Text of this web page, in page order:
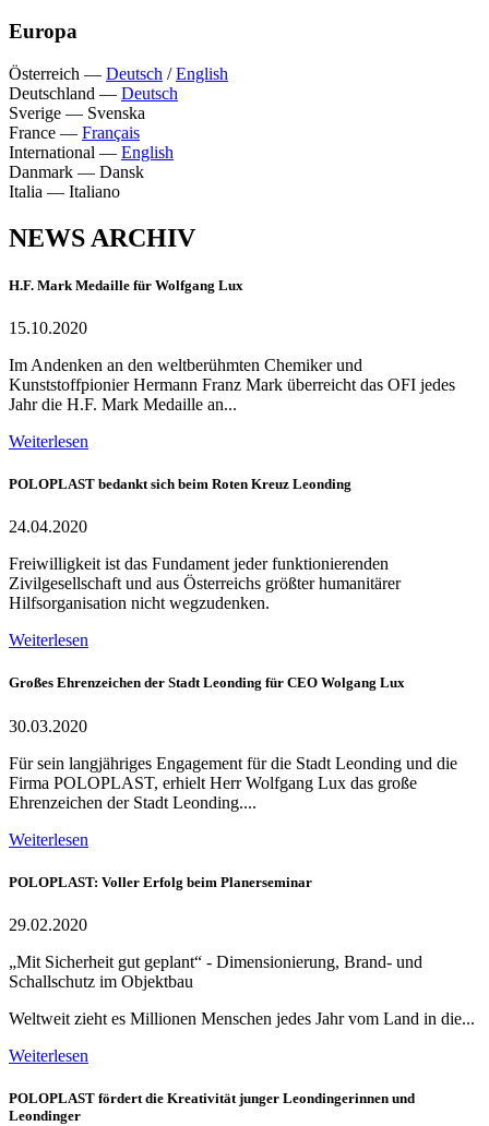
Europa
Österreich — Deutsch /English
Deutschland — Deutsch
Sverige — Svenska
France — Français
International — English
Danmark — Dansk
Italia — Italiano
NEWS ARCHIV
H.F. Mark Medaille für Wolfgang Lux
15.10.2020
Im Andenken an den weltberühmten Chemiker und
Kunststoffpionier Hermann Franz Mark überreicht das OFI jedes
Jahr die H.F. Mark Medaille an...
Weiterlesen
POLOPLAST bedankt sich beim Roten Kreuz Leonding
24.04.2020
Freiwilligkeit ist das Fundament jeder funktionierenden
Zivilgesellschaft und aus Österreichs größter humanitärer
Hilfsorganisation nicht wegzudenken.
Weiterlesen
Großes Ehrenzeichen der Stadt Leonding für CEO Wolgang Lux
30.03.2020
Für sein langjähriges Engagement für die Stadt Leonding und die
Firma POLOPLAST, erhielt Herr Wolfgang Lux das große
Ehrenzeichen der Stadt Leonding....
Weiterlesen
POLOPLAST: Voller Erfolg beim Planerseminar
29.02.2020
„Mit Sicherheit gut geplant“ - Dimensionierung, Brand- und
Schallschutz im Objektbau
Weltweit zieht es Millionen Menschen jedes Jahr vom Land in die...
Weiterlesen
POLOPLAST fördert die Kreativität junger Leondingerinnen und
Leondinger